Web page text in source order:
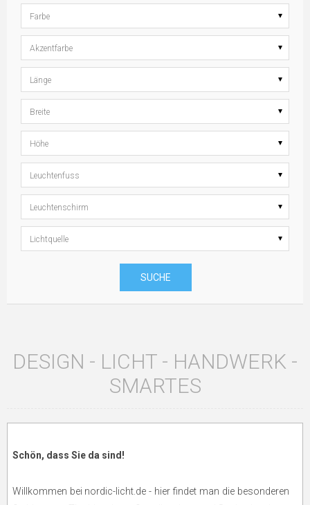
Farbe
Akzentfarbe
Länge
Breite
Höhe
Leuchtenfuss
Leuchtenschirm
Lichtquelle
SUCHE
DESIGN - LICHT - HANDWERK -
SMARTES
Schön, dass Sie da sind!
Willkommen bei nordic-licht.de - hier findet man die besonderen